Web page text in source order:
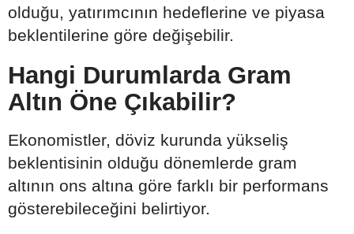
olduğu, yatırımcının hedeflerine ve piyasa
beklentilerine göre değişebilir.
Hangi Durumlarda Gram
Altın Öne Çıkabilir?
Ekonomistler, döviz kurunda yükseliş
beklentisinin olduğu dönemlerde gram
altının ons altına göre farklı bir performans
gösterebileceğini belirtiyor.